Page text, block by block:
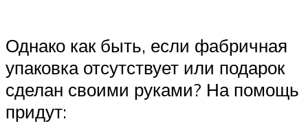
Однако как быть, если фабричная
упаковка отсутствует или подарок
сделан своими руками? На помощь
придут: